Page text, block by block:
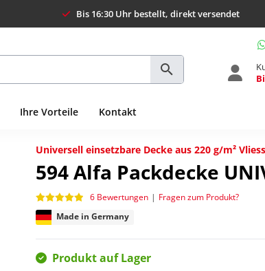
Bis 16:30 Uhr bestellt, direkt versendet
Ihre Vorteile Kontakt
Universell einsetzbare Decke aus 220 g/m²
594Alfa Packdecke
6 Bewertungen | Fragen zum Produkt?
Made in Germany
Produkt auf Lager